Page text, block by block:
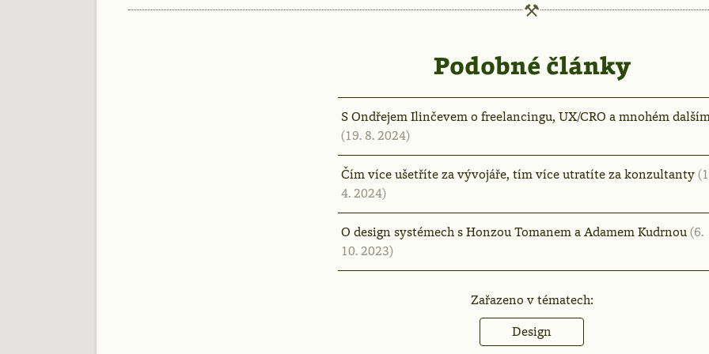
Podobné články
S Ondřejem Ilinčevem o freelancingu, UX/CRO a mnohém
(19. 8. 2024)
Čím více ušetříte za vývojáře, tím více utratíte za konzultanty
4. 2024)
O design systémech s Honzou Tomanem a Adamem Kudrnou(6.
10. 2023)
Zařazeno v tématech:
Design